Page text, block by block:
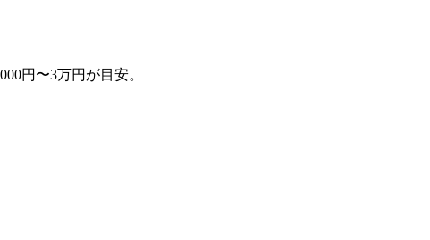
円〜3万円が目安。